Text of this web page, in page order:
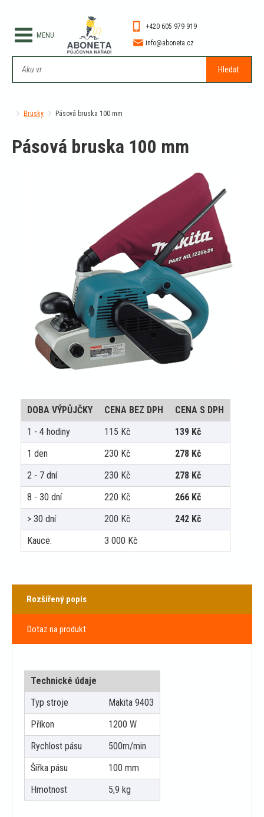
Hledat
+420 605 979 919
info@aboneta.cz
Brusky Pásová bruska 100 mm
Pásová bruska 100 mm
DOBA VÝPŮJČKY CENA BEZ DPH
CENA S DPH
1 - 4 hodiny
115 Kč 139 Kč
1 den
230 Kč 278 Kč
2 - 7 dní
230 Kč 278 Kč
8 - 30 dní
220 Kč 266 Kč
> 30 dní
200 Kč 242 Kč
Kauce:
3 000 Kč
Rozšířený popis
Dotaz na produkt
Technické údaje
Typ stroje
Makita 9403
Příkon
1200 W
Rychlost pásu
500m/min
Šířka pásu
100 mm
Hmotnost
5,9 kg